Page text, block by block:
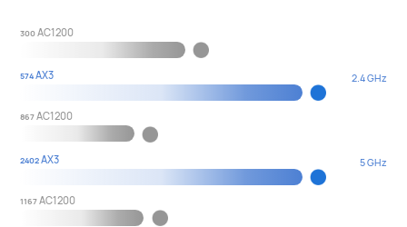
300AC1200
574AX3 2.4 GHz
867AC1200
2402AX3 5 GHz
1167AC1200